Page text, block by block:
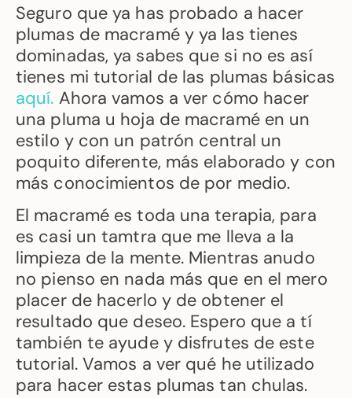
Seguro que ya has probado a hacer
plumas de macramé y ya las tienes
dominadas, ya sabes que si no es así
tienes mi tutorial de las plumas básicas
aquí. Ahora vamos a ver cómo hacer
una pluma u hoja de macramé en un
estilo y con un patrón central un
poquito diferente, más elaborado y con
más conocimientos de por medio.
El macramé es toda una terapia, para
es casi un tamtra que me lleva a la
limpieza de la mente. Mientras anudo
no pienso en nada más que en el mero
placer de hacerlo y de obtener el
resultado que deseo. Espero que a tí
también te ayude y disfrutes de este
tutorial. Vamos a ver qué he utilizado
para hacer estas plumas tan chulas.